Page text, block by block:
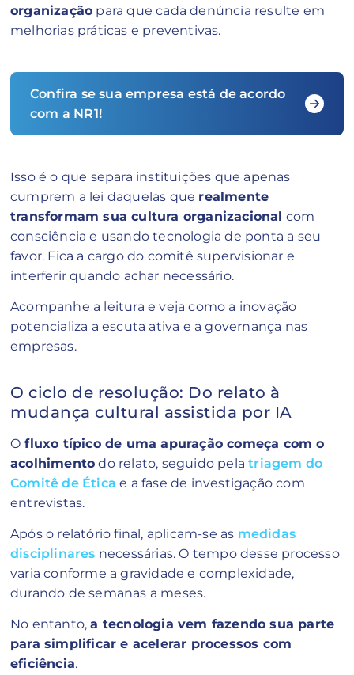
organização para que cada denúncia resulte em
melhorias práticas e preventivas.
Confira se sua empresa está de acordo
com a NR1!
Isso é o que separa instituições que apenas
cumprem a lei daquelas que realmente
transformam sua cultura organizacional com
consciência e usando tecnologia de ponta a seu
favor. Fica a cargo do comitê supervisionar e
interferir quando achar necessário.
Acompanhe a leitura e veja como a inovação
potencializa a escuta ativa e a governança nas
empresas.
O ciclo de resolução: Do relato à
mudança cultural assistida por IA
O fluxo típico de uma apuração começa com o
acolhimento do relato, seguido pelatriagem do
Comitê de Ética e a fase de investigação com
entrevistas.
Após o relatório final, aplicam-se as medidas
disciplinares necessárias. O tempo desse processo
varia conforme a gravidade e complexidade,
durando de semanas a meses.
No entanto,a tecnologia vem fazendo sua parte
para simplificar e acelerar processos com
eficiência.